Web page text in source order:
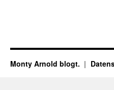
Monty Arnold blogt.